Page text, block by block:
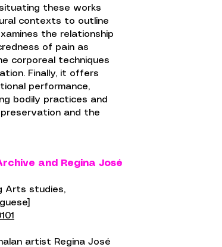
situating these works
contexts to outline
the relationship
of pain as
corporeal techniques
Finally, it offers
performance,
bodily practices and
and the
and Regina José
Arts studies,
artist Regina José